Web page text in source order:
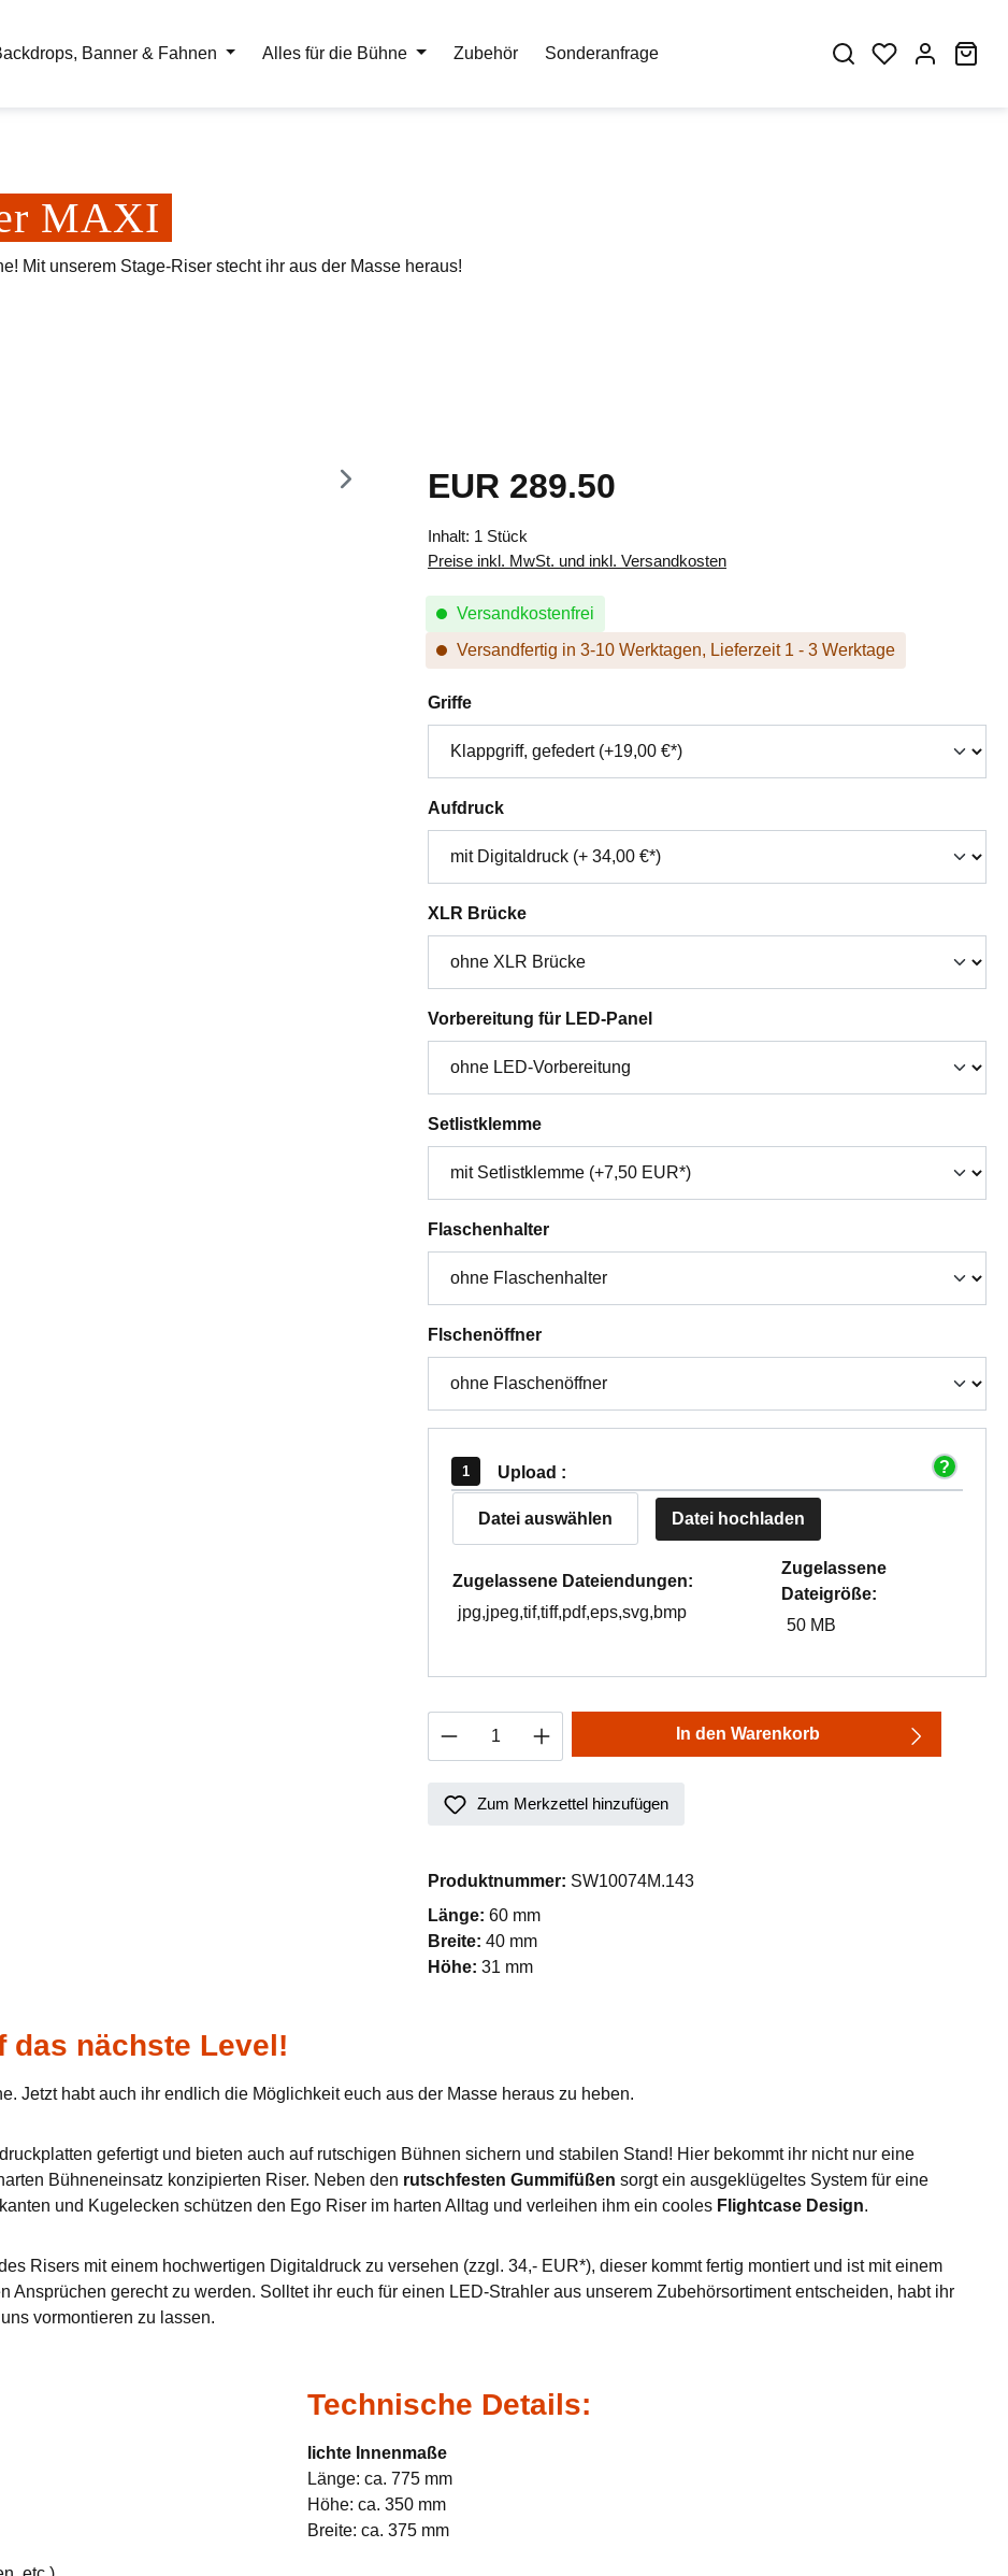
Banner & Fahnen Alles für die Bühne Zubehör Sonderanfrage
MAXI
Mit unserem Stage-Riser stecht ihr aus der Masse heraus!
Regulärer Preis:
EUR 289.50
Inhalt: 1 Stück
Preise inkl. MwSt. und inkl. Versandkosten
Versandkostenfrei
Versandfertig in 3-10 Werktagen, Lieferzeit 1 - 3 Werktage
Griffeauswählen
Aufdruckauswählen
XLR Brückeauswählen
Vorbereitung für LED-Panelauswählen
Setlistklemmeauswählen
Flaschenhalterauswählen
Flschenöffnerauswählen
Upload :
Datei auswählen Datei hochladen
Zugelassene Dateiendungen:
jpg,jpeg,tif,tiff,pdf,eps,svg,bmp
Zugelassene
Dateigröße:
50 MB
Produkt Anzahl: Gib den gewünschten Wert ein
In den Warenkorb
Zum Merkzettel hinzufügen
Produktnummer: SW10074M.143
Länge: 60 mm
Breite: 40 mm
Höhe: 31 mm
das nächste Level!
Jetzt habt auch ihr endlich die Möglichkeit euch aus der Masse heraus zu heben.
gefertigt und bieten auch auf rutschigen Bühnen sichern und stabilen Stand! Hier bekommt ihr nicht nur eine
Bühneneinsatz konzipierten Riser. Neben den rutschfesten Gummifüßen sorgt ein ausgeklügeltes System für eine
und Kugelecken schützen den Ego Riser im harten Alltag und verleihen ihm ein cooles Flightcase Design.
Risers mit einem hochwertigen Digitaldruck zu versehen (zzgl. 34,- EUR*), dieser kommt fertig montiert und ist mit einem
Ansprüchen gerecht zu werden. Solltet ihr euch für einen LED-Strahler aus unserem Zubehörsortiment entscheiden, habt ihr
vormontieren zu lassen.
Technische Details:
lichte Innenmaße
Länge: ca. 775 mm
Höhe: ca. 350 mm
Breite: ca. 375 mm